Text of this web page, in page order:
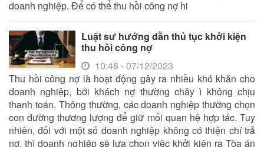
doanh nghiệp. Để có thể thu hồi công nợ hi
Luật sư hướng dẫn thủ tục khởi kiện
thu hồi công nợ
10:46 - 07/12/2023
Thu hồi công nợ là hoạt động gây ra nhiều khó khăn cho
doanh nghiệp, bởi khách nợ thường chây ì không chịu
thanh toán. Thông thường, các doanh nghiệp thường chọn
con đường thương lượng để giữ mối quan hệ hợp tác. Tuy
nhiên, đối với một số doanh nghiệp không có thiện chí trả
nợ, thì doanh nghiệp sẽ lựa chọn việc khởi kiện ra Tòa án